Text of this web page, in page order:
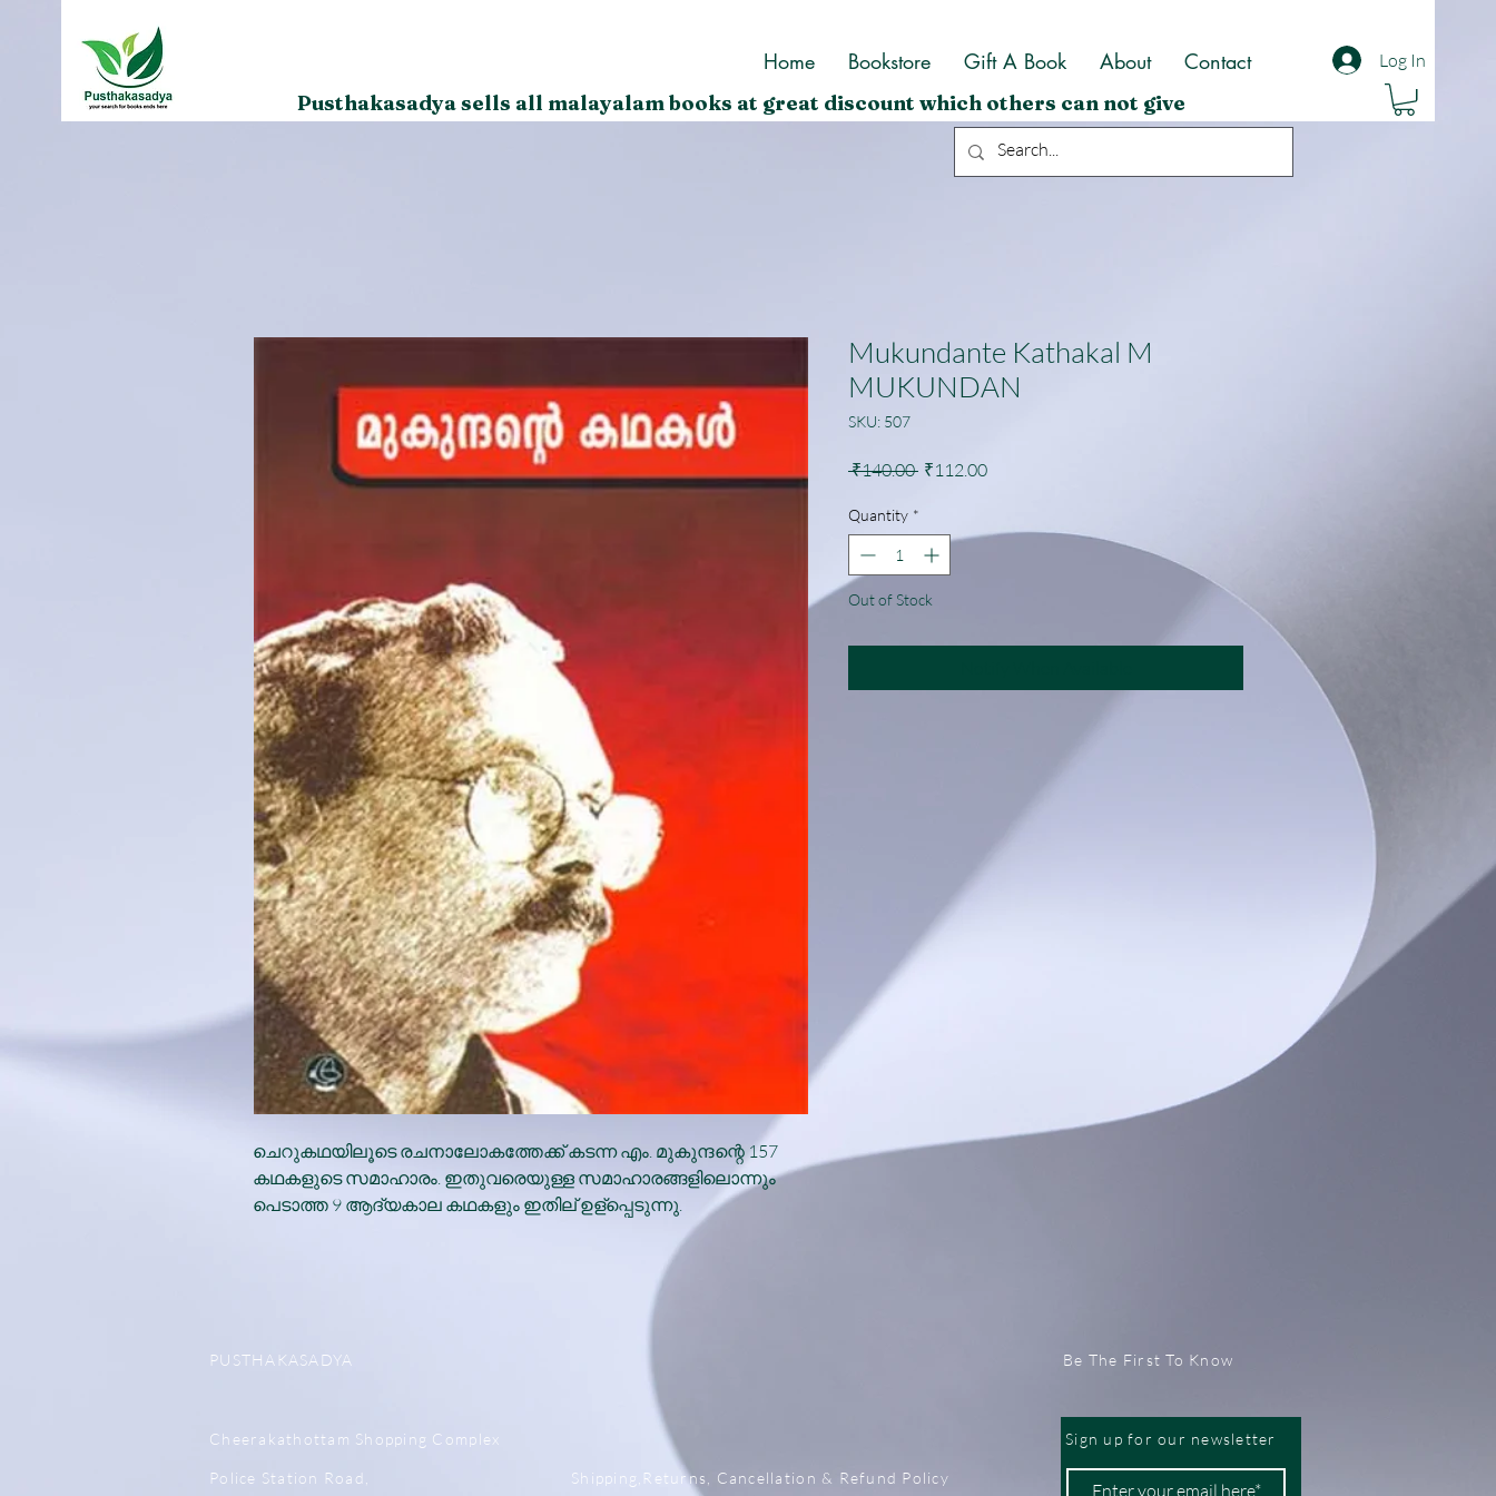
Home Bookstore Gift A Book About Contact Log In
Pusthakasadya sells all malayalam books at great discount which others can not give
ചെറുകഥയിലൂടെ രചനാലോകത്തേക്ക് കടന്ന എം. മുകുന്ദന്റെ 157
കഥകളുടെ സമാഹാരം. ഇതുവരെയുള്ള സമാഹാരങ്ങളിലൊന്നും
പെടാത്ത 9 ആദ്യകാല കഥകളും ഇതില് ഉള്പ്പെടുന്നു.
Mukundante Kathakal M
MUKUNDAN
SKU: 507
₹140.00 Regular
₹112.00Sale
Quantity *
Out of Stock
PUSTHAKASADYA
Cheerakathottam Shopping Complex
Police Station Road, Shipping,Returns, Cancellation & Refund Policy
Be The First To Know
Sign up for our newsletter